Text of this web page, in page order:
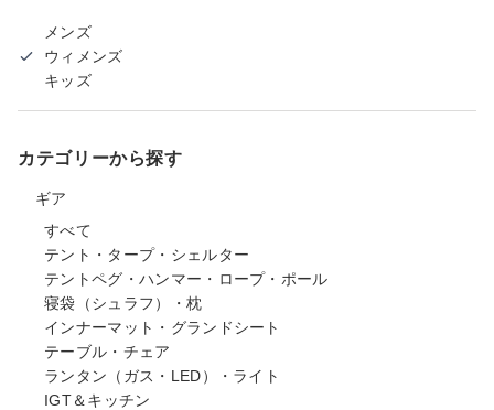
メンズ
ウィメンズ
キッズ
カテゴリーから探す
ギア
すべて
テント・タープ・シェルター
テントペグ・ハンマー・ロープ・ポール
寝袋（シュラフ）・枕
インナーマット・グランドシート
テーブル・チェア
ランタン（ガス・LED）・ライト
IGT＆キッチン